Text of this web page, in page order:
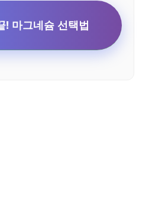
! 마그네슘 선택법